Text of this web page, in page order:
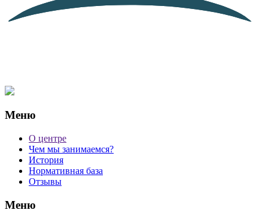
Меню
О центре
Чем мы занимаемся?
История
Нормативная база
Отзывы
Меню